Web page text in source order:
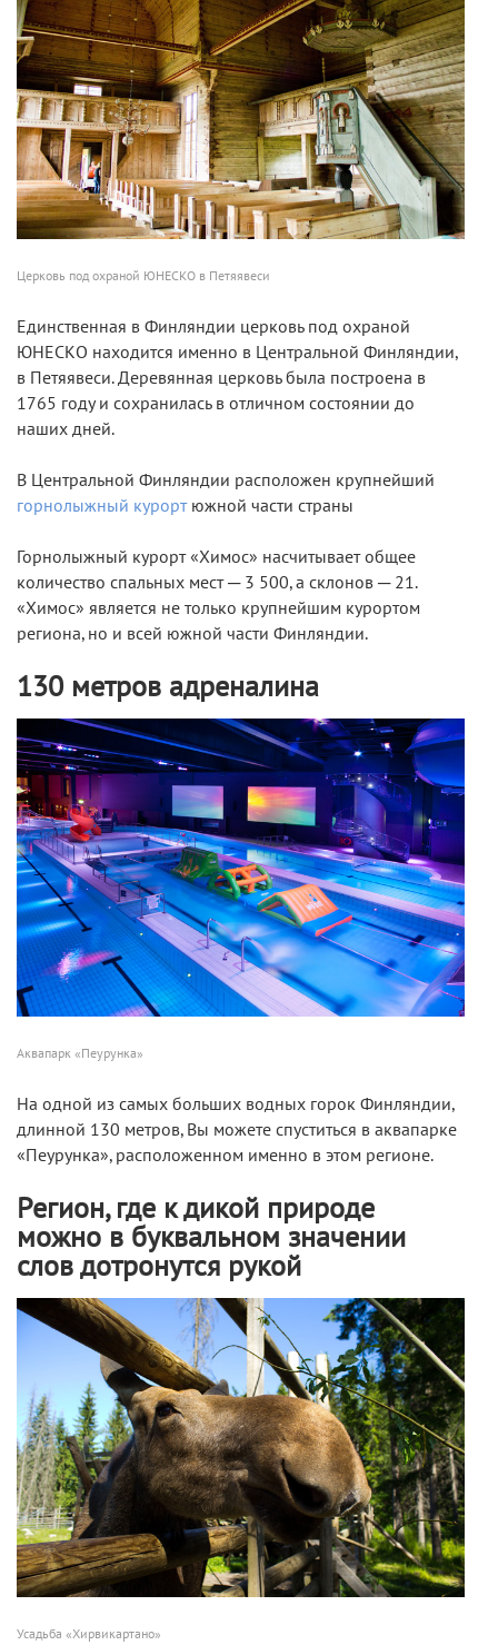
Церковь под охраной ЮНЕСКО в Петяявеси
Единственная в Финляндии церковь под охраной
ЮНЕСКО находится именно в Центральной Финляндии,
в Петяявеси. Деревянная церковь была построена в
1765 году и сохранилась в отличном состоянии до
наших дней.
В Центральной Финляндии расположен крупнейший
горнолыжный курортюжной части страны
Горнолыжный курорт «Химос» насчитывает общее
количество спальных мест ─ 3 500, а склонов ─ 21.
«Химос» является не только крупнейшим курортом
региона, но и всей южной части Финляндии.
130 метров адреналина
Аквапарк «Пеурунка»
На одной из самых больших водных горок Финляндии,
длинной 130 метров, Вы можете спуститься в аквапарке
«Пеурунка», расположенном именно в этом регионе.
Регион, где к дикой природе
можно в буквальном значении
слов дотронутся рукой
Усадьба «Хирвикартано»